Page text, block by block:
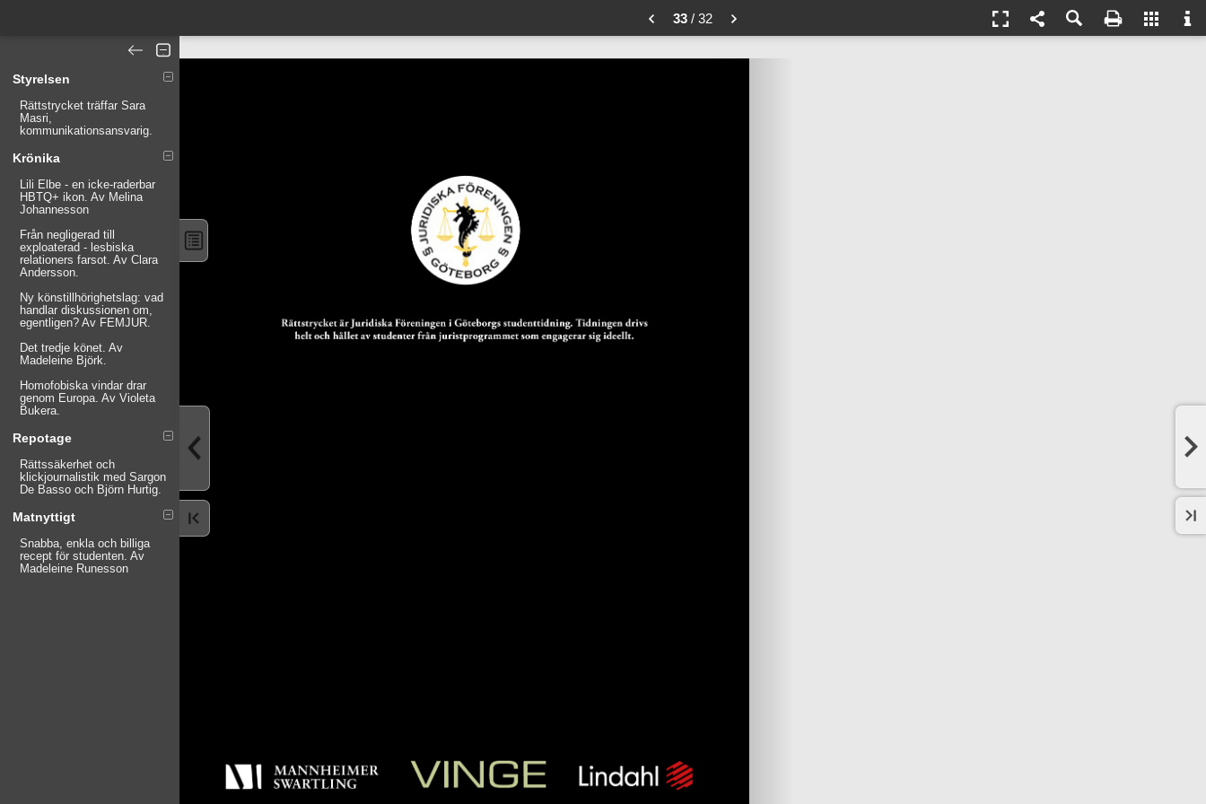
33 / 32
Styrelsen
Rättstrycket träffar Sara
Masri,
kommunikationsansvarig.
Krönika
Lili Elbe - en icke-raderbar
HBTQ+ ikon. Av Melina
Johannesson
Från negligerad till
exploaterad - lesbiska
relationers farsot. Av Clara
Andersson.
Ny könstillhörighetslag: vad
handlar diskussionen om,
egentligen? Av FEMJUR.
Det tredje könet. Av
Madeleine Björk.
Homofobiska vindar drar
genom Europa. Av Violeta
Bukera.
Repotage
Rättssäkerhet och
klickjournalistik med Sargon
De Basso och Björn Hurtig.
Matnyttigt
Snabba, enkla och billiga
recept för studenten. Av
Madeleine Runesson